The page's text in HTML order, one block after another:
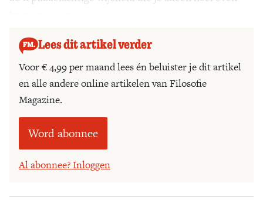
Lees dit artikel verder
Voor € 4,99 per maand lees én beluister je dit artikel
en alle andere online artikelen van Filosofie
Magazine.
Word abonnee
Al abonnee? Inloggen